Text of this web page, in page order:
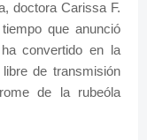
doctora Carissa F.
que anunció
convertido en la
de transmisión
de la rubeóla